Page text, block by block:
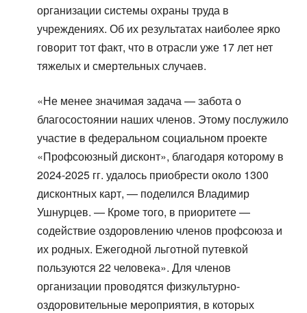
организации системы охраны труда в
учреждениях. Об их результатах наиболее ярко
говорит тот факт, что в отрасли уже 17 лет нет
тяжелых и смертельных случаев.
«Не менее значимая задача — забота о
благосостоянии наших членов. Этому послужило
участие в федеральном социальном проекте
«Профсоюзный дисконт», благодаря которому в
2024-2025 гг. удалось приобрести около 1300
дисконтных карт, — поделился Владимир
Ушнурцев. — Кроме того, в приоритете —
содействие оздоровлению членов профсоюза и
их родных. Ежегодной льготной путевкой
пользуются 22 человека». Для членов
организации проводятся физкультурно-
оздоровительные мероприятия, в которых